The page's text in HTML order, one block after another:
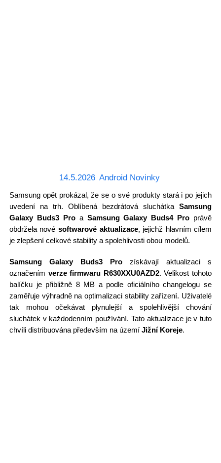
14.5.2026 Android Novinky
Samsung opět prokázal, že se o své produkty stará i po jejich
uvedení na trh. Oblíbená bezdrátová sluchátkaSamsung
Galaxy Buds3 Proa Samsung Galaxy Buds4 Pro právě
obdržela nové softwarové aktualizace, jejichž hlavním cílem
je zlepšení celkové stability a spolehlivosti obou modelů.
Samsung Galaxy Buds3 Pro získávají aktualizaci s
označením verze firmwaru R630XXU0AZD2. Velikost tohoto
balíčku je přibližně 8 MB a podle oficiálního changelogu se
zaměřuje výhradně na optimalizaci stability zařízení. Uživatelé
tak mohou očekávat plynulejší a spolehlivější chování
sluchátek v každodenním používání. Tato aktualizace je v tuto
chvíli distribuována především na území Jižní Koreje.